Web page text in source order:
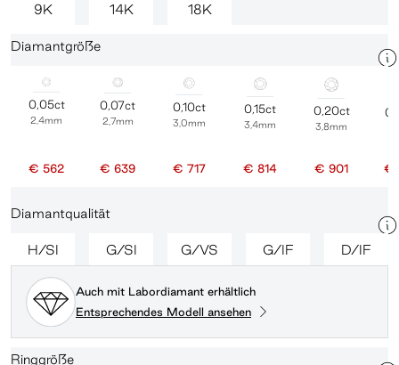
9K 14K 18K
Diamantgröße
0,05ct
2,4mm
€ 562
0,07ct
2,7mm
€ 639
0,10ct
3,0mm
€ 717
0,15ct
3,4mm
€ 814
0,20ct
3,8mm
€ 901 €
Diamantqualität
H/SI G/SI G/VS G/IF D/IF
Auch mit Labordiamant erhältlich
Entsprechendes Modell ansehen
Ringgröße